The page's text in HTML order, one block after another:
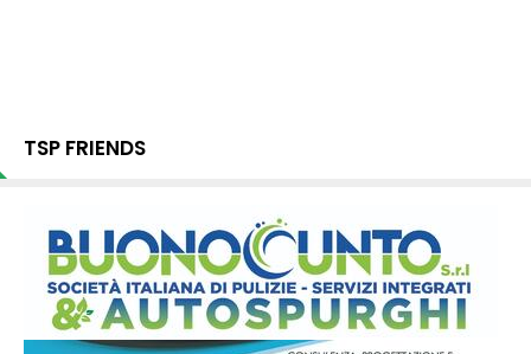
TSP FRIENDS